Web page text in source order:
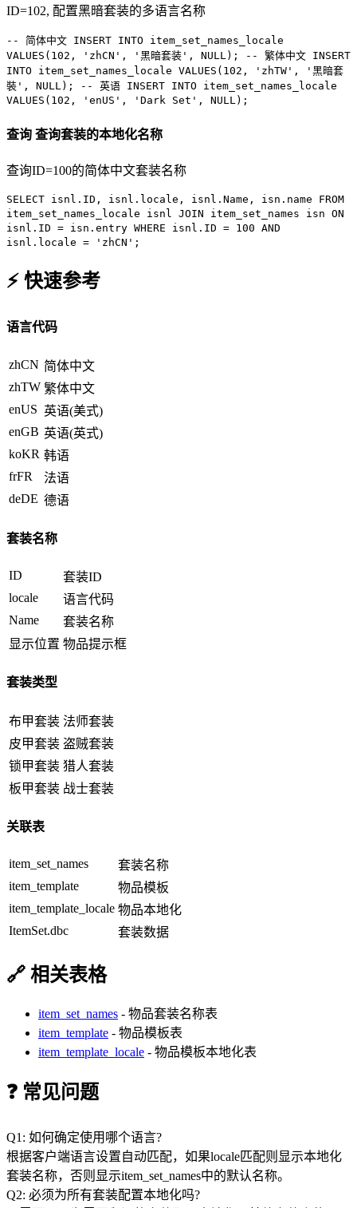
ID=102, 配置黑暗套装的多语言名称
-- 简体中文 INSERT INTO item_set_names_locale
VALUES ( 102 , 'zhCN' , '黑暗套装' , NULL ); -- 繁体中文 INSERT
INTO item_set_names_locale VALUES ( 102 , 'zhTW' ,
'黑暗套
裝' , NULL ); -- 英语 INSERT INTO item_set_names_locale
VALUES ( 102 , 'enUS' , 'Dark Set' , NULL );
查询 查询套装的本地化名称
查询ID=100的简体中文套装名称
SELECT isnl.ID, isnl.locale, isnl.Name, isn.name FROM
item_set_names_locale isnl JOIN item_set_names isn ON
isnl.ID = isn.entry WHERE isnl.ID = 100 AND
isnl.locale =
'zhCN' ;
⚡ 快速参考
语言代码
zhCN 简体中文
zhTW 繁体中文
enUS 英语(美式)
enGB 英语(英式)
koKR 韩语
frFR
法语
deDE 德语
套装名称
ID
套装ID
locale
语言代码
Name
套装名称
显示位置 物品提示框
套装类型
布甲套装 法师套装
皮甲套装 盗贼套装
锁甲套装 猎人套装
板甲套装 战士套装
关联表
item_set_names
套装名称
item_template
物品模板
item_template_locale 物品本地化
ItemSet.dbc
套装数据
🔗 相关表格
item_set_names - 物品套装名称表
item_template - 物品模板表
item_template_locale - 物品模板本地化表
❓ 常见问题
Q1: 如何确定使用哪个语言?
根据客户端语言设置自动匹配，如果locale匹配则显示本地化
套装名称，否则显示item_set_names中的默认名称。
Q2: 必须为所有套装配置本地化吗?